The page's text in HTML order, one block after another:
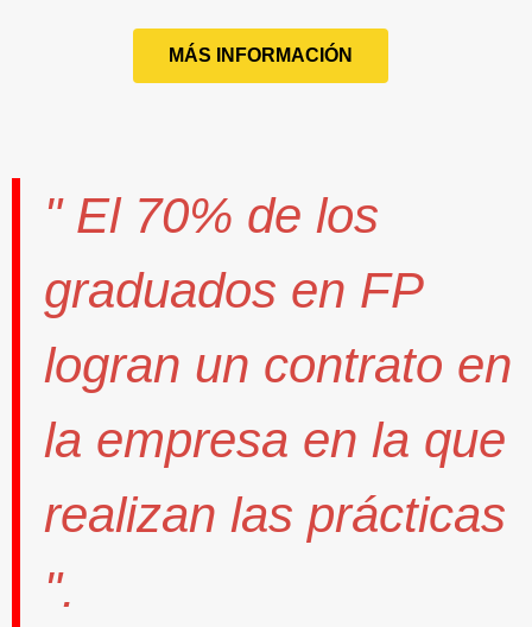
MÁS INFORMACIÓN
" El 70% de los
graduados en FP
logran un contrato en
la empresa en la que
realizan las prácticas
".